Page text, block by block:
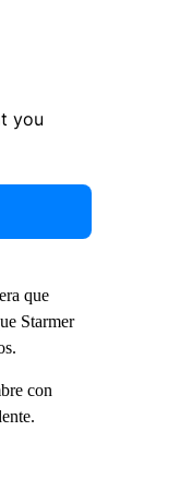
you
que
Starmer
con